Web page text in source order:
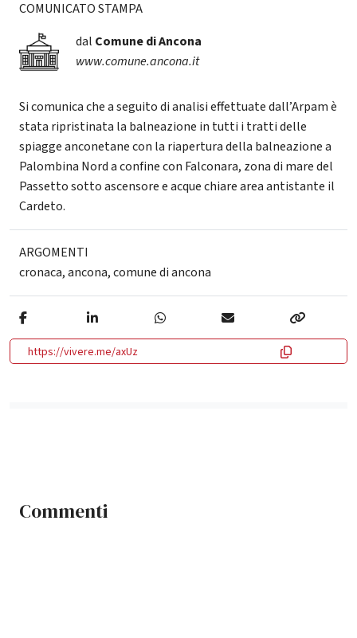
COMUNICATO STAMPA
dal Comune di Ancona
www.comune.ancona.it
Si comunica che a seguito di analisi effettuate dall’Arpam è
stata ripristinata la balneazione in tutti i tratti delle
spiagge anconetane con la riapertura della balneazione a
Palombina Nord a confine con Falconara, zona di mare del
Passetto sotto ascensore e acque chiare area antistante il
Cardeto.
ARGOMENTI
cronaca,ancona,comune di ancona
https://vivere.me/axUz
Commenti